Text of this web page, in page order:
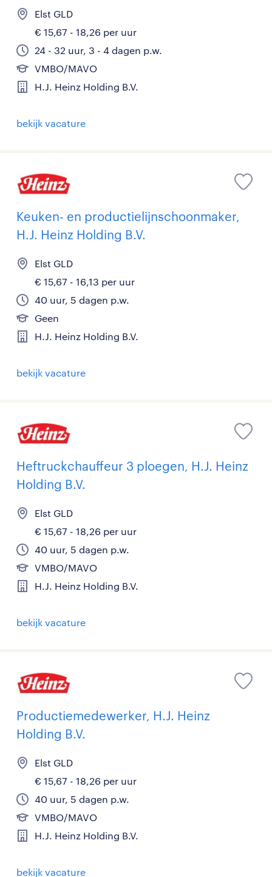
Elst GLD
€ 15,67 - 18,26 per uur
24 - 32 uur, 3 - 4 dagen p.w.
VMBO/MAVO
H.J. Heinz Holding B.V.
bekijk vacature
Keuken- en productielijnschoonmaker,
H.J. Heinz Holding B.V.
Elst GLD
€ 15,67 - 16,13 per uur
40 uur, 5 dagen p.w.
Geen
H.J. Heinz Holding B.V.
bekijk vacature
Heftruckchauffeur 3 ploegen, H.J. Heinz
Holding B.V.
Elst GLD
€ 15,67 - 18,26 per uur
40 uur, 5 dagen p.w.
VMBO/MAVO
H.J. Heinz Holding B.V.
bekijk vacature
Productiemedewerker, H.J. Heinz
Holding B.V.
Elst GLD
€ 15,67 - 18,26 per uur
40 uur, 5 dagen p.w.
VMBO/MAVO
H.J. Heinz Holding B.V.
bekijk vacature